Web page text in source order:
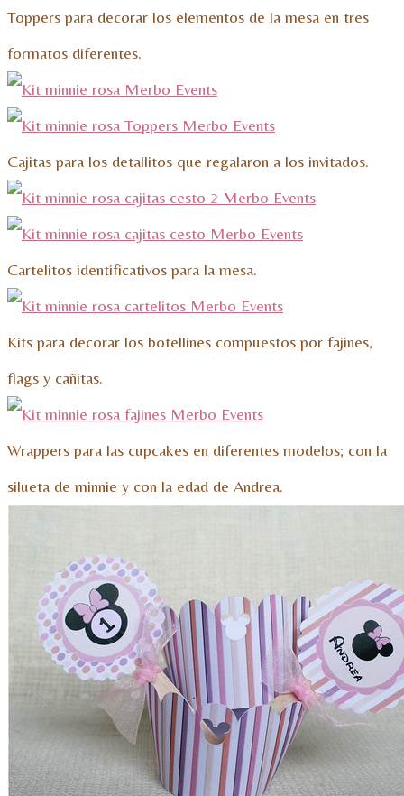
Toppers para decorar los elementos de la mesa en tres
formatos diferentes.
Cajitas para los detallitos que regalaron a los invitados.
Cartelitos identificativos para la mesa.
Kits para decorar los botellines compuestos por fajines,
flags y cañitas.
Wrappers para las cupcakes en diferentes modelos; con la
silueta de minnie y con la edad de Andrea.